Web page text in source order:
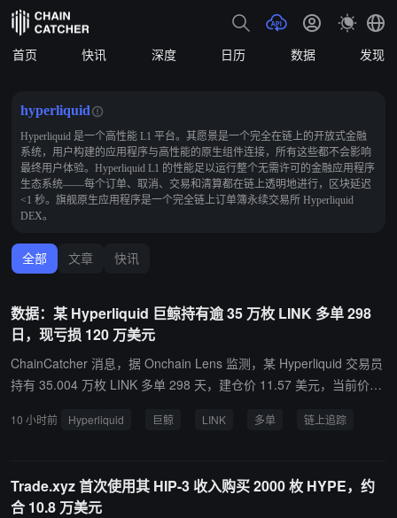
首页 快讯 深度 日历 数据 发现
hyperliquid
Hyperliquid 是一个高性能 L1 平台。其愿景是一个完全在链上的开放式金融
系统，用户构建的应用程序与高性能的原生组件连接，所有这些都不会影响
最终用户体验。Hyperliquid L1 的性能足以运行整个无需许可的金融应用程序
生态系统——每个订单、取消、交易和清算都在链上透明地进行，区块延迟
<1 秒。旗舰原生应用程序是一个完全链上订单簿永续交易所 Hyperliquid
DEX。
全部 文章 快讯
数据：某 Hyperliquid 巨鲸持有逾 35 万枚 LINK 多单 298
日，现亏损 120 万美元
ChainCatcher 消息，据 Onchain Lens 监测，某 Hyperliquid 交易员
持有 35.004 万枚 LINK 多单 298 天，建仓价 11.57 美元，当前价格
20 万美元，另支付约 18.68 万美元资金费。
10 小时前 Hyperliquid 巨鲸 LINK 多单 链上追踪
Trade.xyz 首次使用其 HIP-3 收入购买 2000 枚 HYPE，约
合 10.8 万美元